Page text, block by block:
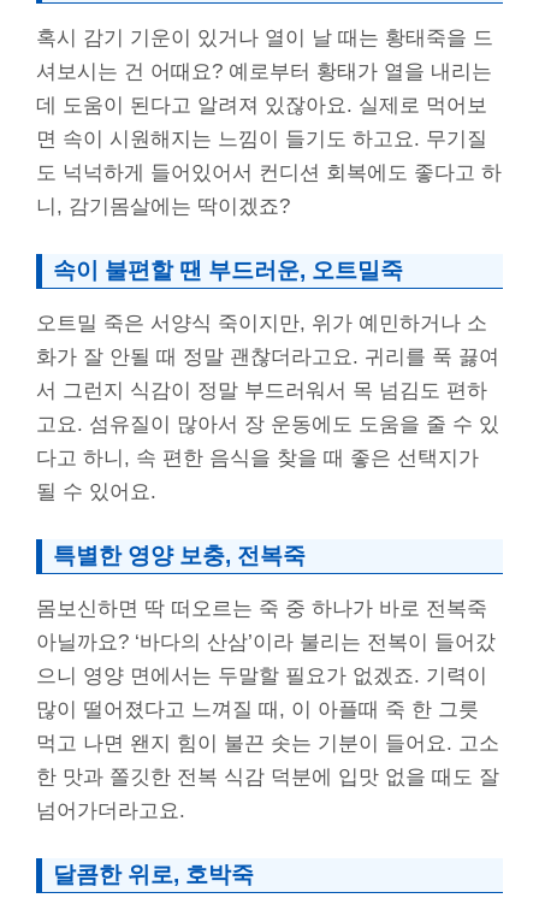
혹시 감기 기운이 있거나 열이 날 때는 황태죽을 드
셔보시는 건 어때요? 예로부터 황태가 열을 내리는
데 도움이 된다고 알려져 있잖아요. 실제로 먹어보
면 속이 시원해지는 느낌이 들기도 하고요. 무기질
도 넉넉하게 들어있어서 컨디션 회복에도 좋다고 하
니, 감기몸살에는 딱이겠죠?
속이 불편할 땐 부드러운, 오트밀죽
오트밀 죽은 서양식 죽이지만, 위가 예민하거나 소
화가 잘 안될 때 정말 괜찮더라고요. 귀리를 푹 끓여
서 그런지 식감이 정말 부드러워서 목 넘김도 편하
고요. 섬유질이 많아서 장 운동에도 도움을 줄 수 있
다고 하니, 속 편한 음식을 찾을 때 좋은 선택지가
될 수 있어요.
특별한 영양 보충, 전복죽
몸보신하면 딱 떠오르는 죽 중 하나가 바로 전복죽
아닐까요? ‘바다의 산삼’이라 불리는 전복이 들어갔
으니 영양 면에서는 두말할 필요가 없겠죠. 기력이
많이 떨어졌다고 느껴질 때, 이 아플때 죽 한 그릇
먹고 나면 왠지 힘이 불끈 솟는 기분이 들어요. 고소
한 맛과 쫄깃한 전복 식감 덕분에 입맛 없을 때도 잘
넘어가더라고요.
달콤한 위로, 호박죽